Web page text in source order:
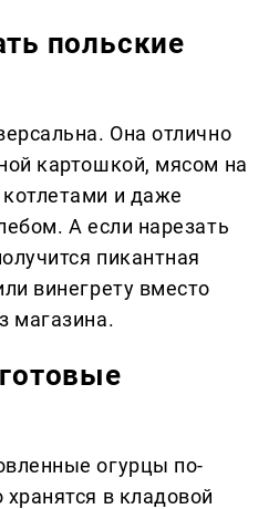
польские
Она отлично
картошкой, мясом на
и даже
А если нарезать
пикантная
винегрету вместо
магазина.
огурцы по-
в кладовой